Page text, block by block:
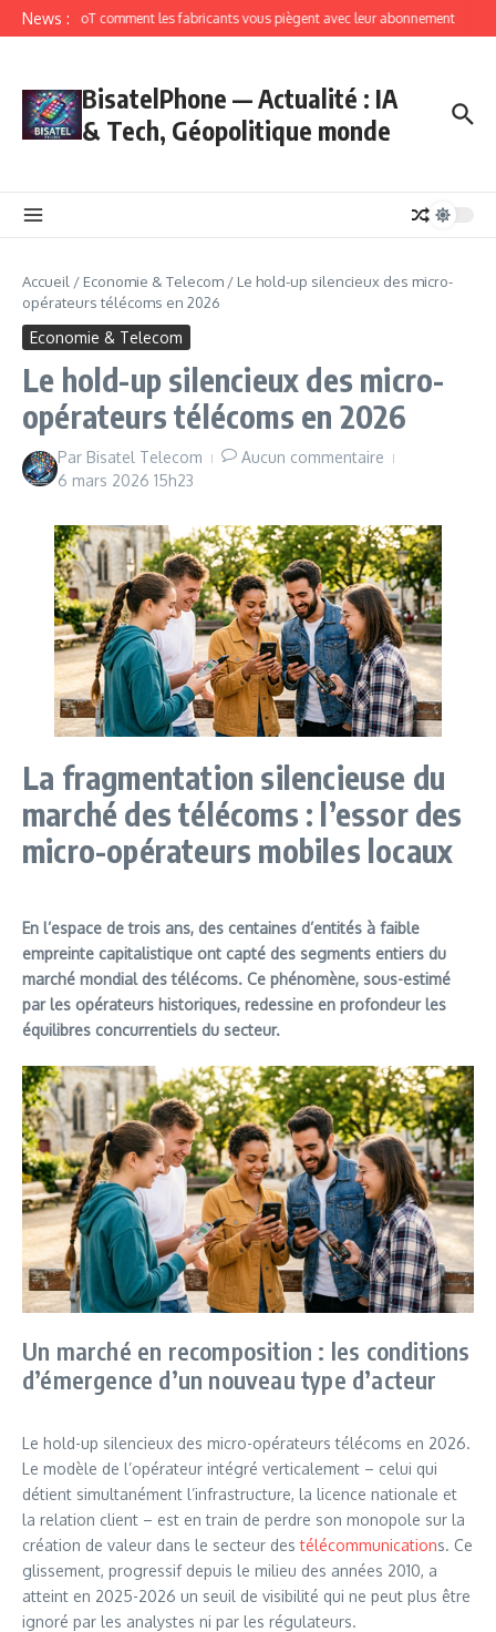
News :IoT comment les fabricants vous piègent avec leur abonnement
BisatelPhone — Actualité : IA
& Tech, Géopolitique monde
Accueil / Economie & Telecom / Le hold-up silencieux des micro-
opérateurs télécoms en 2026
Economie & Telecom
Le hold-up silencieux des micro-
opérateurs télécoms en 2026
Par Bisatel Telecom
Aucun commentaire
6 mars 2026 15h23
La fragmentation silencieuse du
marché des télécoms : l’essor des
micro-opérateurs mobiles locaux
En l’espace de trois ans, des centaines d’entités à faible
empreinte capitalistique ont capté des segments entiers du
marché mondial des télécoms. Ce phénomène, sous-estimé
par les opérateurs historiques, redessine en profondeur les
équilibres concurrentiels du secteur.
Un marché en recomposition : les conditions
d’émergence d’un nouveau type d’acteur
Le hold-up silencieux des micro-opérateurs télécoms en 2026.
Le modèle de l’opérateur intégré verticalement – celui qui
détient simultanément l’infrastructure, la licence nationale et
la relation client – est en train de perdre son monopole sur la
création de valeur dans le secteur destélécommunications. Ce
glissement, progressif depuis le milieu des années 2010, a
atteint en 2025-2026 un seuil de visibilité qui ne peut plus être
ignoré par les analystes ni par les régulateurs.